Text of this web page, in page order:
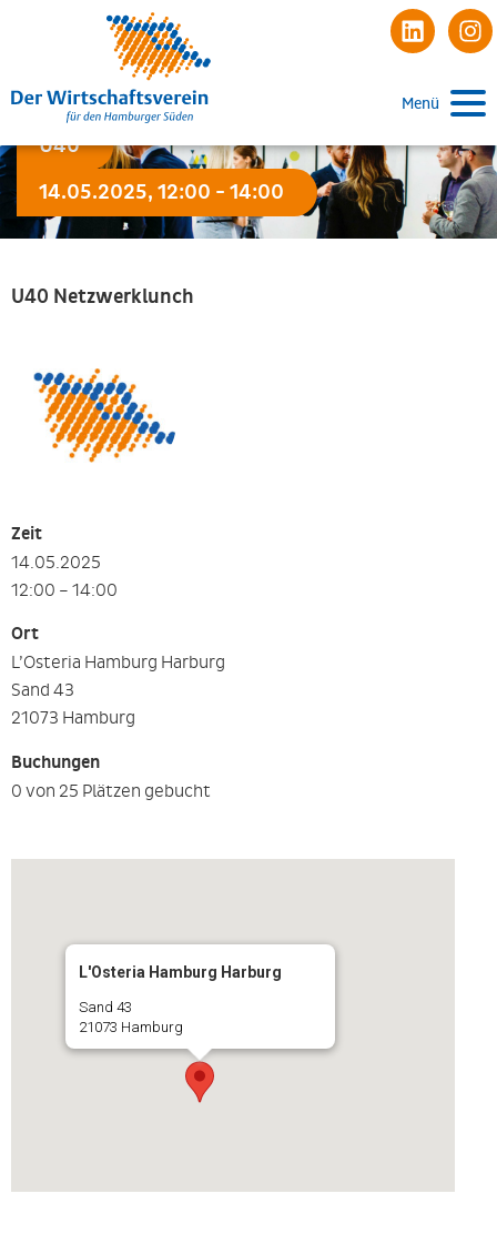
Menü
U40
14.05.2025, 12:00 - 14:00
U40 Netzwerklunch
Zeit
14.05.2025
12:00 – 14:00
Ort
L’Osteria Hamburg Harburg
Sand 43
21073 Hamburg
Buchungen
0 von 25 Plätzen gebucht
L'Osteria Hamburg Harburg
Sand 43
21073 Hamburg